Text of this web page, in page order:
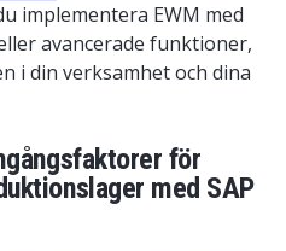
implementera EWM med
avancerade funktioner,
i din verksamhet och dina
för
med SAP